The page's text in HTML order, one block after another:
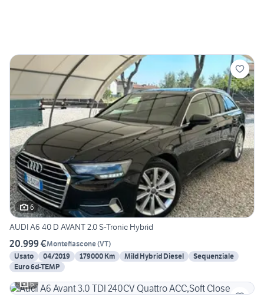
6
AUDI A6 40 D AVANT 2.0 S-Tronic Hybrid
20.999 €Montefiascone(VT)
Usato
04/2019 179000 Km Mild Hybrid Diesel
Sequenziale
Euro 6d-TEMP
6